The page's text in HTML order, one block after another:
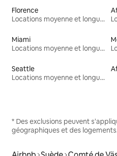
Florence
Locations moyenne et longue durée
Miami
Locations moyenne et longue durée
Seattle
Locations moyenne et longue durée
* Des exclusions peuvent
géographiques et des